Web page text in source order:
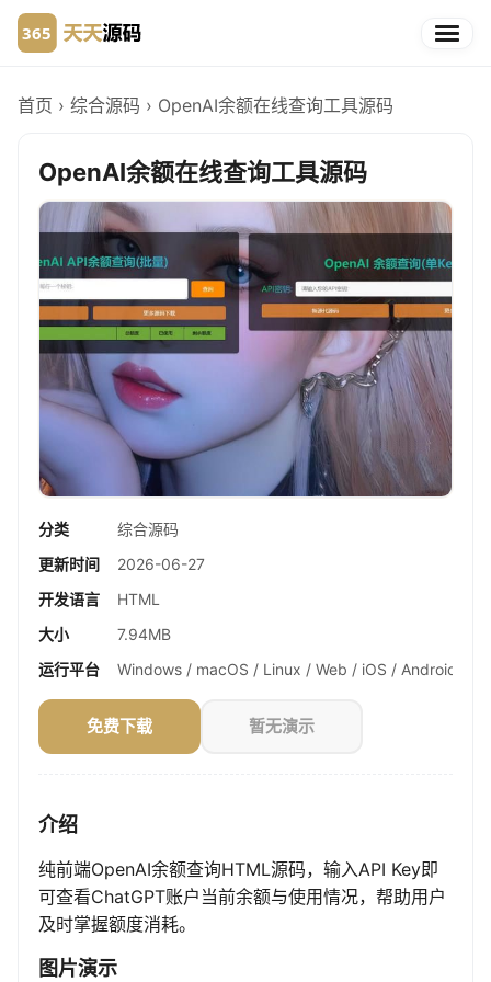
首页 › 综合源码 › OpenAI余额在线查询工具源码
OpenAI余额在线查询工具源码
分类
综合源码
更新时间
2026-06-27
开发语言
HTML
大小
7.94MB
运行平台
Windows / macOS / Linux / Web / iOS / Android
免费下载 暂无演示
介绍
纯前端OpenAI余额查询HTML源码，输入API Key即
可查看ChatGPT账户当前余额与使用情况，帮助用户
及时掌握额度消耗。
图片演示